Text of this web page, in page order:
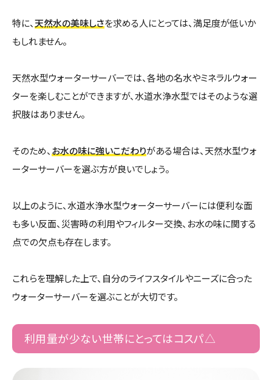
特に、 天然水の美味しさを求める人にとっては、満足度が低いか
もしれません。
天然水型ウォーターサーバーでは、各地の名水やミネラルウォー
ターを楽しむことができますが、水道水浄水型ではそのような選
択肢はありません。
そのため、 お水の味に強いこだわりがある場合は、天然水型ウォ
ーターサーバーを選ぶ方が良いでしょう。
以上のように、水道水浄水型ウォーターサーバーには便利な面
も多い反面、災害時の利用やフィルター交換、お水の味に関する
点での欠点も存在します。
これらを理解した上で、自分のライフスタイルやニーズに合った
ウォーターサーバーを選ぶことが大切です。
利用量が少ない世帯にとってはコスパ△